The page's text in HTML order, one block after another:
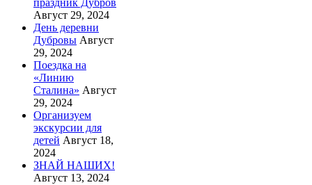
праздник Дубров
Август 29, 2024
День деревни
Дубровы Август
29, 2024
Поездка на
«Линию
Сталина» Август
29, 2024
Организуем
экскурсии для
детей Август 18,
2024
ЗНАЙ НАШИХ!
Август 13, 2024